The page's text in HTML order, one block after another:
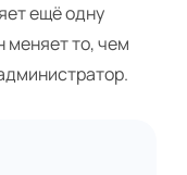
ещё одну
меняет то, чем